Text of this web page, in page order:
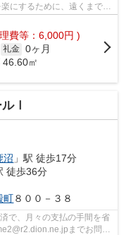
にするために、遠くまで行
費等：6,000円 )
礼金 0ヶ月
46.60㎡
ルⅠ
沼 」駅 徒歩17分
徒歩36分
町８００－３８
で、月々の支払の手間を省
までお問い